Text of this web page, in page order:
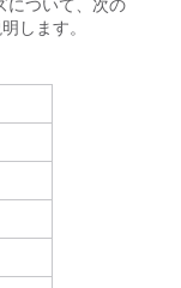
について、次の
します。